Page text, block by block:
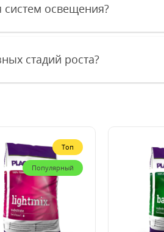
освещения?
стадий роста?
Топ
Популярный